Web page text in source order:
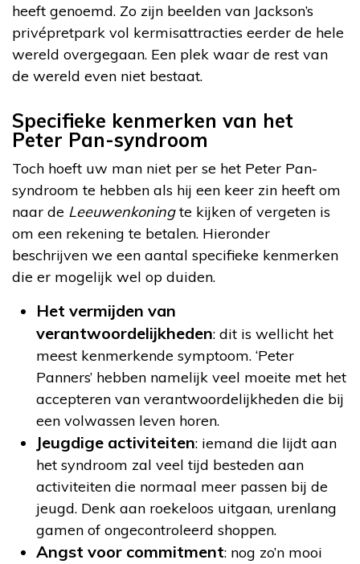
heeft genoemd. Zo zijn beelden van Jackson’s
privépretpark vol kermisattracties eerder de hele
wereld overgegaan. Een plek waar de rest van
de wereld even niet bestaat.
Specifieke kenmerken van het
Peter Pan-syndroom
Toch hoeft uw man niet per se het Peter Pan-
syndroom te hebben als hij een keer zin heeft om
naar de Leeuwenkoningte kijken of vergeten is
om een rekening te betalen. Hieronder
beschrijven we een aantal specifieke kenmerken
die er mogelijk wel op duiden.
Het vermijden van
verantwoordelijkheden: dit is wellicht het
meest kenmerkende symptoom. ‘Peter
Panners’ hebben namelijk veel moeite met het
accepteren van verantwoordelijkheden die bij
een volwassen leven horen.
Jeugdige activiteiten: iemand die lijdt aan
het syndroom zal veel tijd besteden aan
activiteiten die normaal meer passen bij de
jeugd. Denk aan roekeloos uitgaan, urenlang
gamen of ongecontroleerd shoppen.
Angst voor commitment: nog zo’n mooi